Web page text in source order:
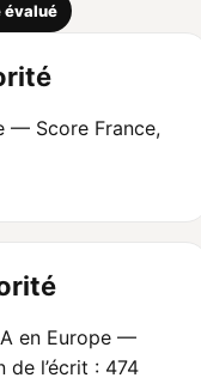
évalué
— Score France,
en Europe —
de l’écrit : 474